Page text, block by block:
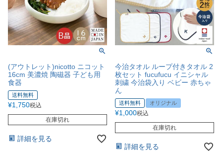
(アウトレット)nicotto ニコット
16cm 美濃焼 陶磁器 子ども用
食器
送料無料
¥1,750税込
在庫切れ
詳細を見る
今治タオル ループ付きタオル 2
枚セット fucufucu イニシャル
刺繍 今治袋入り ベビー 赤ちゃ
ん
送料無料 オリジナル
¥1,000税込
在庫切れ
詳細を見る